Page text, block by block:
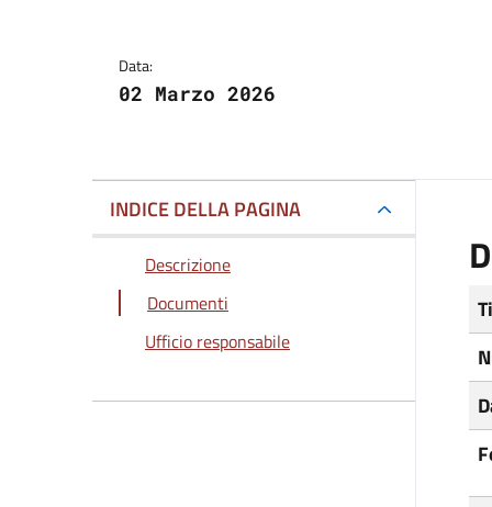
Data:
02 Marzo 2026
INDICE DELLA PAGINA
Descrizione
Documenti
Ufficio responsabile